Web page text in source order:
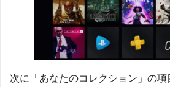
次に「あなたのコレクション」の項